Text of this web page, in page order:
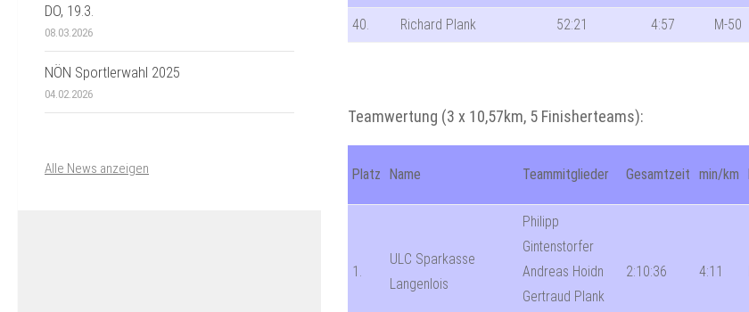
40. Richard Plank 52:21 4:57 M-50
Teamwertung (3 x 10,57km, 5 Finisherteams):
Platz Name Teammitglieder Gesamtzeit min/km
1.
ULC Sparkasse
Langenlois
Philipp
Gintenstorfer
Andreas Hoidn
Gertraud Plank
2:10:36 4:11
DO, 19.3.
08.03.2026
NÖN Sportlerwahl 2025
04.02.2026
Alle News anzeigen